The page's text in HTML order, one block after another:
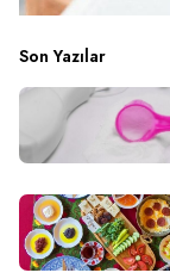
Son Yazılar